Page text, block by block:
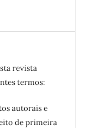
revista
termos:
autorais e
de primeira